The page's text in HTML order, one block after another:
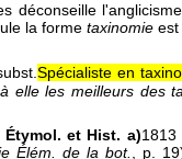
déconseille l'anglicisme
la forme taxinomie est
Spécialiste en
elle les meilleurs des
Étymol. et Hist. a)1813
Élém. de la bot., p.